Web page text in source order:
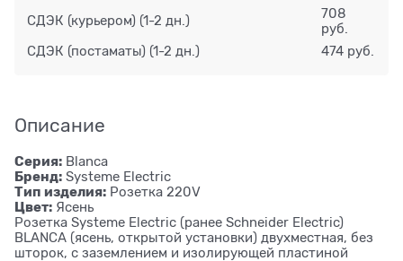
СДЭК (курьером) (1-2 дн.)
708
руб.
СДЭК (постаматы) (1-2 дн.) 474 руб.
Описание
Серия: Blanca
Бренд: Systeme Electric
Тип изделия: Розетка 220V
Цвет: Ясень
Розетка Systeme Electric (ранее Schneider Electric)
BLANCA (ясень, открытой установки) двухместная, без
шторок, с заземлением и изолирующей пластиной